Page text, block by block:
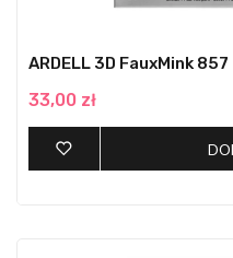
ARDELL 3D FauxMink 857
33,00 zł